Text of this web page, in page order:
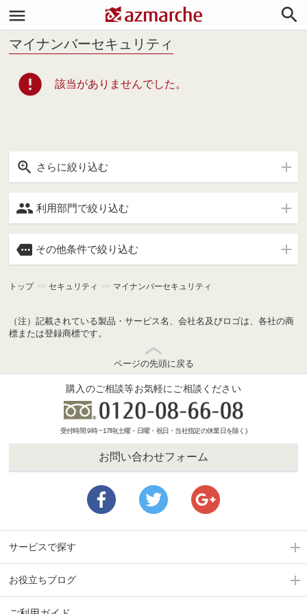


マイナンバーセキュリティ
error 該当がありませんでした。
 さらに絞り込む
 利用部門で絞り込む
 その他条件で絞り込む
トップ >> セキュリティ >> マイナンバーセキュリティ
（注）記載されている製品・サービス名、会社名及びロゴは、各社の商
標または登録商標です。
ページの先頭に戻る
購入のご相談等お気軽にご相談ください
受付時間 9時 ~17時(土曜・日曜・祝日・当社指定の休業日を除く)
お問い合わせフォーム
サービスで探す
お役立ちブログ